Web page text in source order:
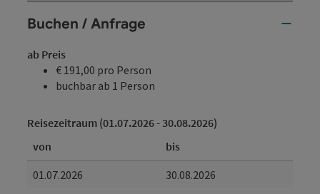
Buchen / Anfrage
ab Preis
€ 191,00 pro Person
buchbar ab 1 Person
Reisezeitraum (01.07.2026 - 30.08.2026)
von
bis
01.07.2026
30.08.2026